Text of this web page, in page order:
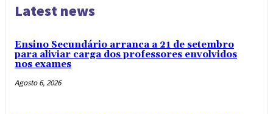
Latest news
Ensino Secundário arranca a 21 de setembro
para aliviar carga dos professores envolvidos
nos exames
Agosto 6, 2026